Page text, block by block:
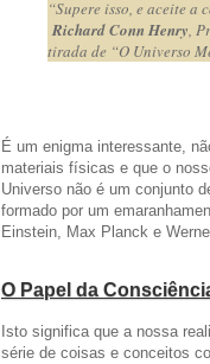
“Supere isso, e aceite
Richard Conn Henry,
tirada de “O Universo
É um enigma interessante,
materiais físicas e que o
Universo não é um conjunto
formado por um
Einstein, Max Planck e
O Papel da
Isto significa que a nossa
série de coisas e conceitos